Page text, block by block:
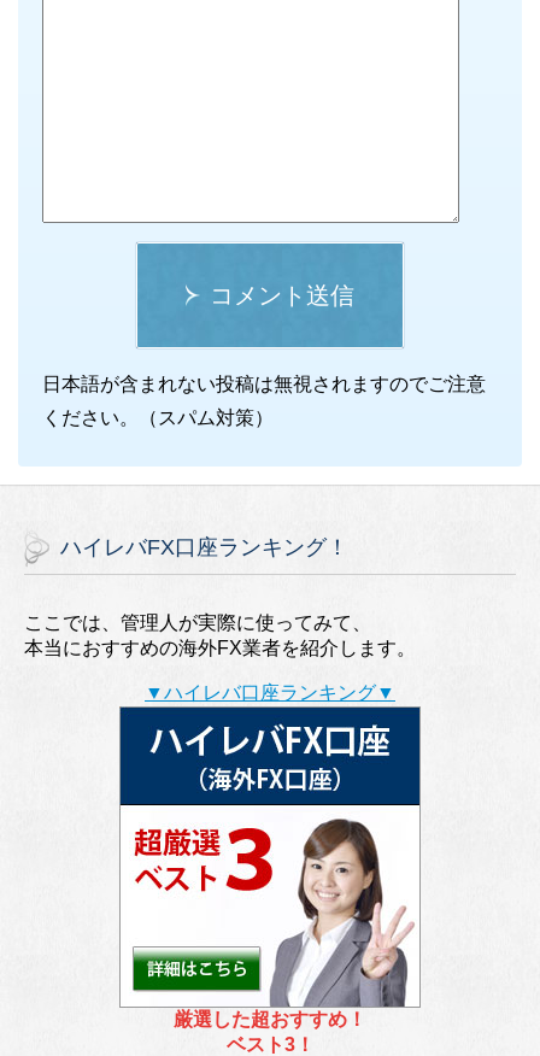
コメント送信
日本語が含まれない投稿は無視されますのでご注意
ください。（スパム対策）
ハイレバFX口座ランキング！
ここでは、管理人が実際に使ってみて、
本当におすすめの海外FX業者を紹介します。
▼ハイレバ口座ランキング▼
厳選した超おすすめ！
ベスト3！